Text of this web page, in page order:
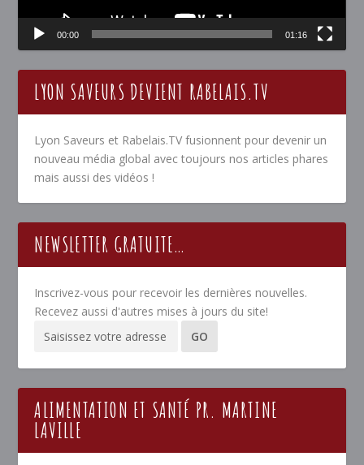
00:00 01:16
LYON SAVEURS DEVIENT RABELAIS.TV
Lyon Saveurs et Rabelais.TV fusionnent pour devenir un
nouveau média global avec toujours nos articles phares
mais aussi des vidéos !
NEWSLETTER GRATUITE…
Inscrivez-vous pour recevoir les dernières nouvelles.
Recevez aussi d'autres mises à jours du site!
ALIMENTATION ET SANTÉ PR. MARTINE
LAVILLE